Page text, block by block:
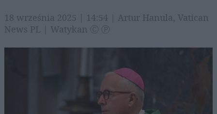
18 września 2025 | 14:54 | Artur Hanula, Vatican
News PL | Watykan Ⓒ Ⓟ